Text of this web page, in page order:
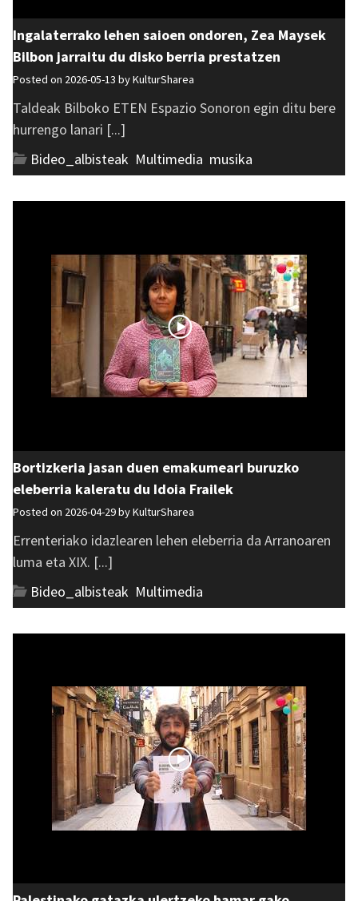
Ingalaterrako lehen saioen ondoren, Zea Maysek
Bilbon jarraitu du disko berria prestatzen
Posted on 2026-05-13 byKulturSharea
Taldeak Bilboko ETEN Espazio Sonoron egin ditu bere
hurrengo lanari [...]
Bideo_albisteak Multimedia musika
Bortizkeria jasan duen emakumeari buruzko
eleberria kaleratu du Idoia Frailek
Posted on 2026-04-29 byKulturSharea
Errenteriako idazlearen lehen eleberria da Arranoaren
luma eta XIX. [...]
Bideo_albisteak Multimedia